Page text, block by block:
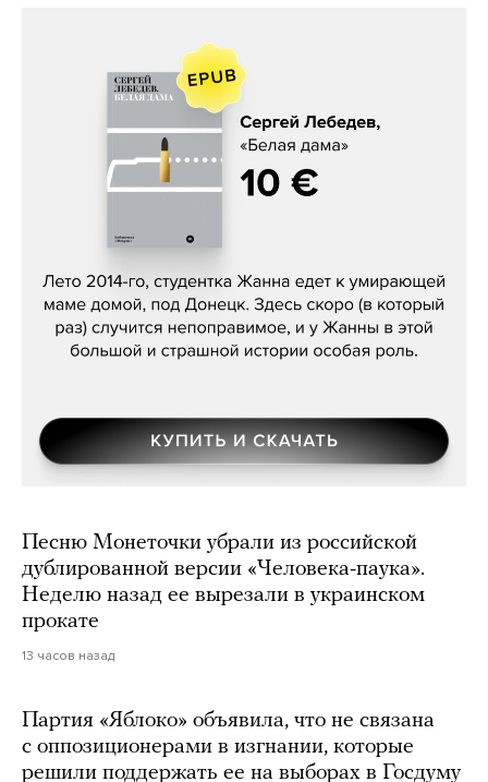
Сергей Лебедев, «Белая дама»
Песню Монеточки убрали из российской
дублированной версии «Человека-паука».
Неделю назад ее вырезали в украинском
прокате
13 часов назад
Партия «Яблоко» объявила, что не связана
с оппозиционерами в изгнании, которые
решили поддержать ее на выборах в Госдуму